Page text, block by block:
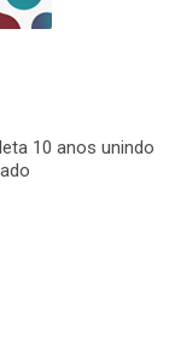
10 anos unindo